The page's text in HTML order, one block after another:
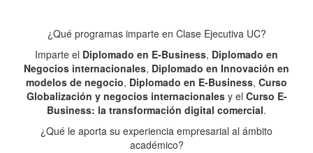
¿Qué programas imparte en Clase Ejecutiva UC?
Imparte el Diplomado en E-Business, Diplomado en
Negocios internacionales, Diplomado en Innovación en
modelos de negocio, Diplomado en E-Business, Curso
Globalización y negocios internacionalesy el Curso E-
Business: la transformación digital comercial.
¿Qué le aporta su experiencia empresarial al ámbito
académico?